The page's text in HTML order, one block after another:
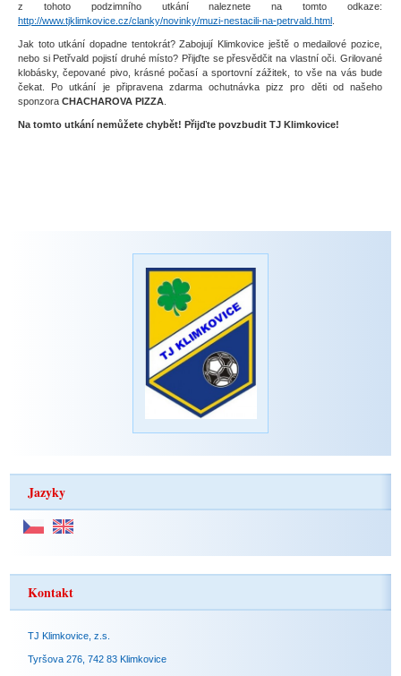
z tohoto podzimního utkání naleznete na tomto odkaze:
http://www.tjklimkovice.cz/clanky/novinky/muzi-nestacili-na-petrvald.html
Jak toto utkání dopadne tentokrát? Zabojují Klimkovice ještě o medailové pozice,
nebo si Petřvald pojistí druhé místo? Přijďte se přesvědčit na vlastní oči. Grilované
klobásky, čepované pivo, krásné počasí a sportovní zážitek, to vše na vás bude
čekat. Po utkání je připravena zdarma ochutnávka pizz pro děti od našeho
sponzora CHACHAROVA PIZZA
Na tomto utkání nemůžete chybět! Přijďte povzbudit TJ Klimkovice!
Jazyky
Kontakt
TJ Klimkovice, z.s.
Tyršova 276, 742 83 Klimkovice